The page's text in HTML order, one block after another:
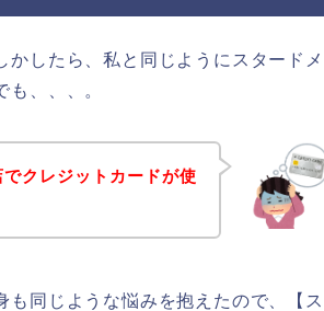
したら、私と同じようにスタードメ
、、、。
クレジットカードが使
同じような悩みを抱えたので、【ス